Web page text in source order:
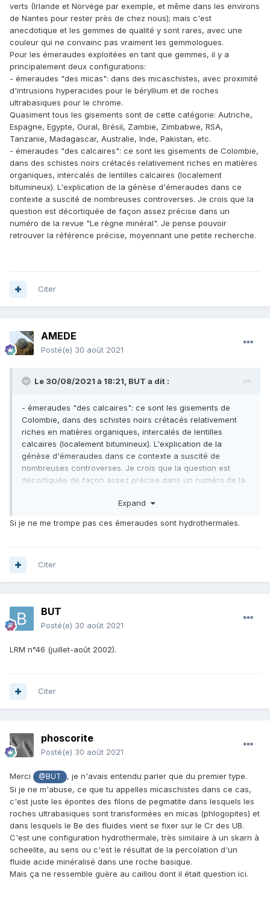
verts (Irlande et Norvège par exemple, et même dans les environs
de Nantes pour rester près de chez nous); mais c'est
anecdotique et les gemmes de qualité y sont rares, avec une
couleur qui ne convainc pas vraiment les gemmologues.
Pour les émeraudes exploitées en tant que gemmes, il y a
principalement deux configurations:
- émeraudes "des micas": dans des micaschistes, avec proximité
d'intrusions hyperacides pour le béryllium et de roches
ultrabasiques pour le chrome.
Quasiment tous les gisements sont de cette catégorie: Autriche,
Espagne, Egypte, Oural, Brésil, Zambie, Zimbabwe, RSA,
Tanzanie, Madagascar, Australie, Inde, Pakistan, etc.
- émeraudes "des calcaires": ce sont les gisements de Colombie,
dans des schistes noirs crétacés relativement riches en matières
organiques, intercalés de lentilles calcaires (localement
bitumineux). L'explication de la génèse d'émeraudes dans ce
contexte a suscité de nombreuses controverses. Je crois que la
question est décortiquée de façon assez précise dans un
numéro de la revue "Le règne minéral". Je pense pouvoir
retrouver la référence précise, moyennant une petite recherche.
Citer
AMEDE
Posté(e) 30 août 2021
Le 30/08/2021 à 18:21, BUT a dit :
- émeraudes "des calcaires": ce sont les gisements de
Colombie, dans des schistes noirs crétacés relativement
riches en matières organiques, intercalés de lentilles
calcaires (localement bitumineux). L'explication de la
génèse d'émeraudes dans ce contexte a suscité de
nombreuses controverses. Je crois que la question est
décortiquée de façon assez précise dans un numéro de la
référence précise, moyennant une petite recherche.
Expand
Si je ne me trompe pas ces émeraudes sont hydrothermales.
Citer
BUT
Posté(e) 30 août 2021
LRM n°46 (juillet-août 2002).
Citer
phoscorite
Posté(e) 30 août 2021
Merci @BUT
, je n'avais entendu parler que du premier type.
Si je ne m'abuse, ce que tu appelles micaschistes dans ce cas,
c'est juste les épontes des filons de pegmatite dans lesquels les
roches ultrabasiques sont transformées en micas (phlogopites) et
dans lesquels le Be des fluides vient se fixer sur le Cr des UB.
C'est une configuration hydrothermale, très similaire à un skarn à
scheelite, au sens ou c'est le résultat de la percolation d'un
fluide acide minéralisé dans une roche basique.
Mais ça ne ressemble guère au caillou dont il était question ici.